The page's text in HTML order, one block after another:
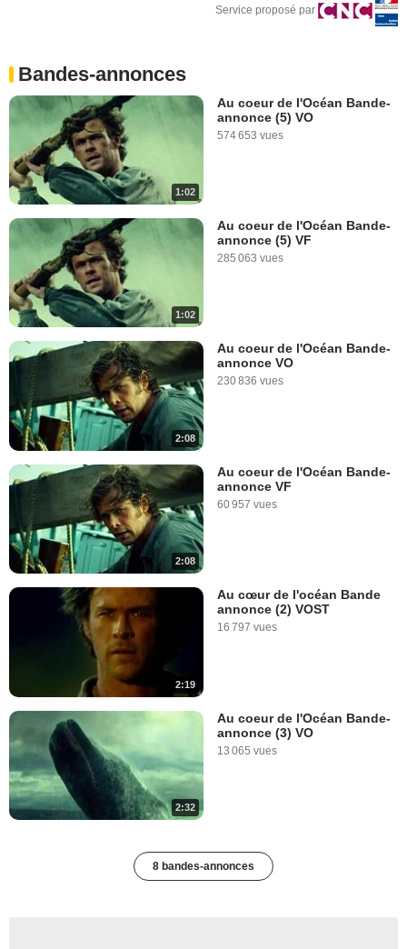
Service proposé par
Bandes-annonces
1:02
Au coeur de l'Océan Bande-
annonce (5) VO
574 653 vues
1:02
Au coeur de l'Océan Bande-
annonce (5) VF
285 063 vues
2:08
Au coeur de l'Océan Bande-
annonce VO
230 836 vues
2:08
Au coeur de l'Océan Bande-
annonce VF
60 957 vues
2:19
Au cœur de l'océan Bande
annonce (2) VOST
16 797 vues
2:32
Au coeur de l'Océan Bande-
annonce (3) VO
13 065 vues
8 bandes-annonces